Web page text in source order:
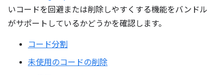
いコードを回避または削除しやすくする機能をバンドル
がサポートしているかどうかを確認します。
コード分割
未使用のコードの削除